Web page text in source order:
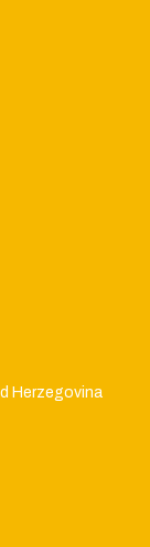
Herzegovina